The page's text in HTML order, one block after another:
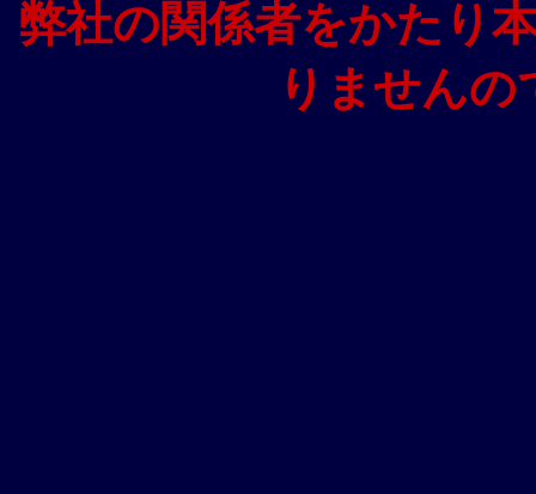
弊社の関係者をかたり
りませんの